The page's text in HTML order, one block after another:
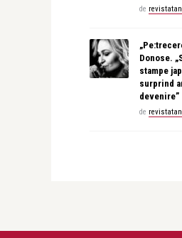
de
Donose.
stampe
surprind
devenire”
de